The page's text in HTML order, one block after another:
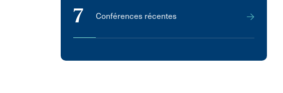
7 Conférences récentes